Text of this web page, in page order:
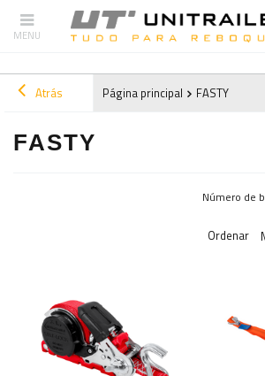
Atrás Página principal FASTY
FASTY
Número de
Ordenar